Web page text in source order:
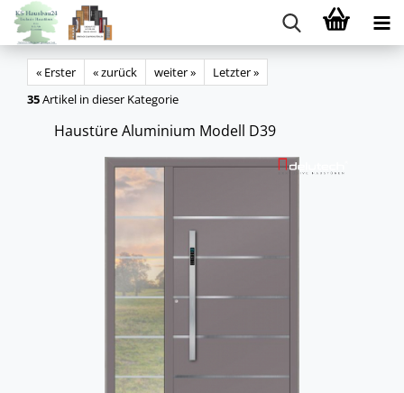
« Erster « zurück weiter »
Letzter »
35Artikel in dieser Kategorie
Haus­tü­re Alu­mi­ni­um Mo­dell D39